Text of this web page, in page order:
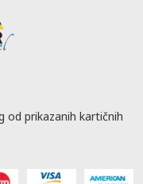
od prikazanih kartičnih